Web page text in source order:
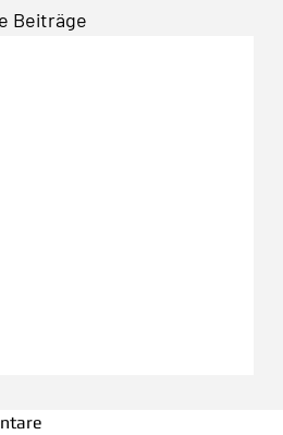
Beiträge